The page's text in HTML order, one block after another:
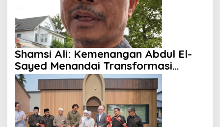
Shamsi Ali: Kemenangan Abdul El-
Sayed Menandai Transformasi
Politik Amerika